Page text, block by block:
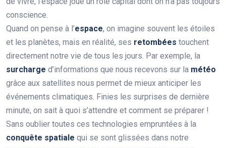
conscience.
Quand on pense à l’espace, on imagine souvent les étoiles
et les planètes, mais en réalité, ses retombées touchent
directement notre vie de tous les jours. Par exemple, la
surcharge d’informations que nous recevons sur la météo
grâce aux satellites nous permet de mieux anticiper les
événements climatiques. Finies les surprises de dernière
minute, on sait à quoi s’attendre et comment se préparer !
Sans oublier toutes ces technologies empruntées à la
conquête spatiale qui se sont glissées dans notre